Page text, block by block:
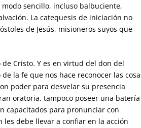
sencillo, incluso balbuciente,
La catequesis de iniciación no
de Jesús, misioneros suyos que
Cristo. Y es en virtud del don del
la fe que nos hace reconocer las
poder para desvelar su presencia
oratoria, tampoco poseer una batería
capacitados para pronunciar con
debe llevar a confiar en la acción